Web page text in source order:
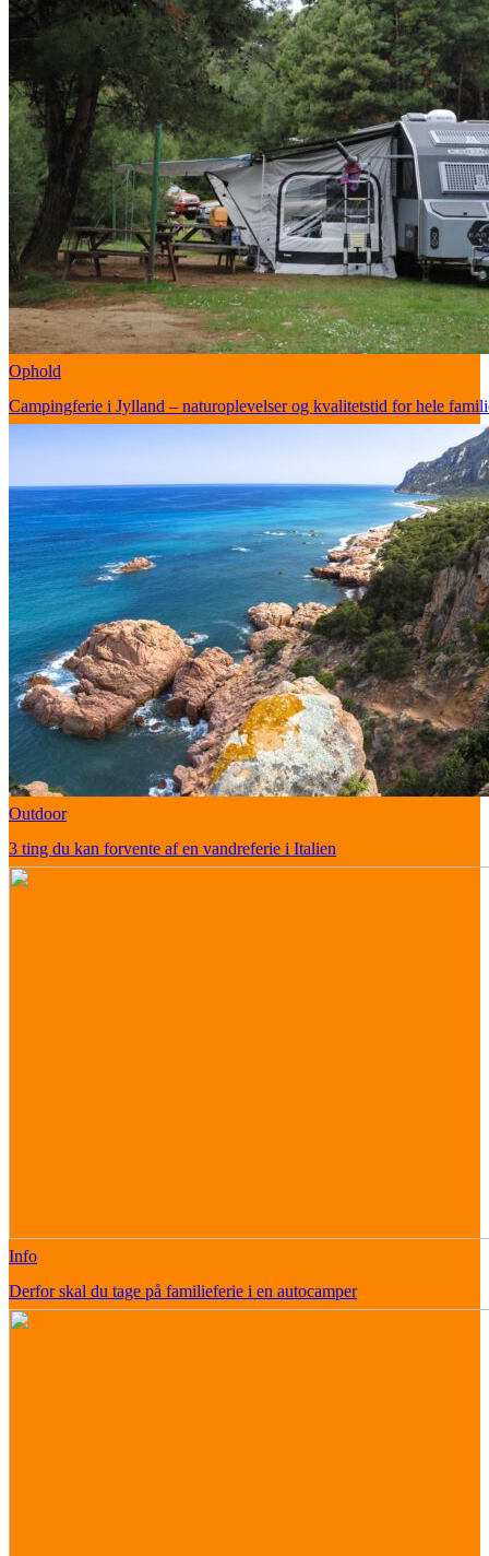
Ophold
Campingferie i Jylland – naturoplevelser og kvalitetstid for hele
Outdoor
3 ting du kan forvente af en vandreferie i Italien
Info
Derfor skal du tage på familieferie i en autocamper